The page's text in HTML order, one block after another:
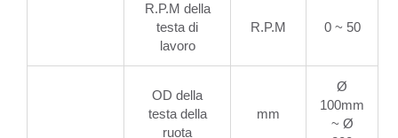
R.P.M della
testa di
lavoro
R.P.M 0 ~ 50
OD della
testa della
ruota
mm
Ø
100mm
~ Ø